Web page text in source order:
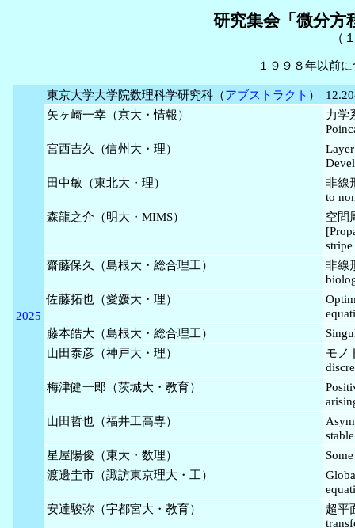
研究集会「微分方
（
１９９８年以前
2025
東京大学大学院数理科学研究科（アブストラクト ）
矢ヶ崎一幸（京大・情報）
力学
宮西吉久（信州大・理）
田中敏（東北大・理）
非線
to
森龍之介（明大・MIMS）
空間
齋藤保久（島根大・総合理工）
非線
佐藤拓也（愛媛大・理）
藤本皓大（島根大・総合理工）
山田泰彦（神戸大・理）
モノ
梅津健一郎（茨城大・教育）
山田哲也（福井工高専）
星屋陽俊（東大・数理）
渡邊圭市（諏訪東京理大・工）
安達駿弥（宇都宮大・教育）
超平